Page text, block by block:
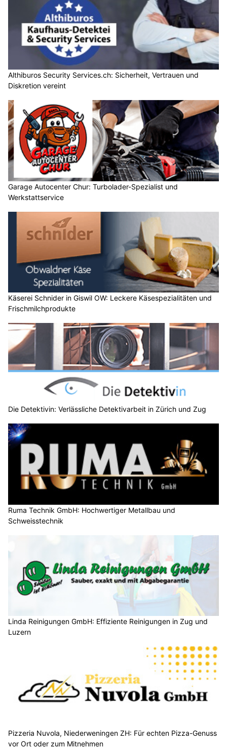
Althiburos Security Services.ch: Sicherheit, Vertrauen und
Diskretion vereint
Garage Autocenter Chur: Turbolader-Spezialist und
Werkstattservice
Käserei Schnider in Giswil OW: Leckere Käsespezialitäten und
Frischmilchprodukte
Die Detektivin: Verlässliche Detektivarbeit in Zürich und Zug
Ruma Technik GmbH: Hochwertiger Metallbau und
Schweisstechnik
Linda Reinigungen GmbH: Effiziente Reinigungen in Zug und
Luzern
Pizzeria Nuvola, Niederweningen ZH: Für echten Pizza-Genuss
vor Ort oder zum Mitnehmen